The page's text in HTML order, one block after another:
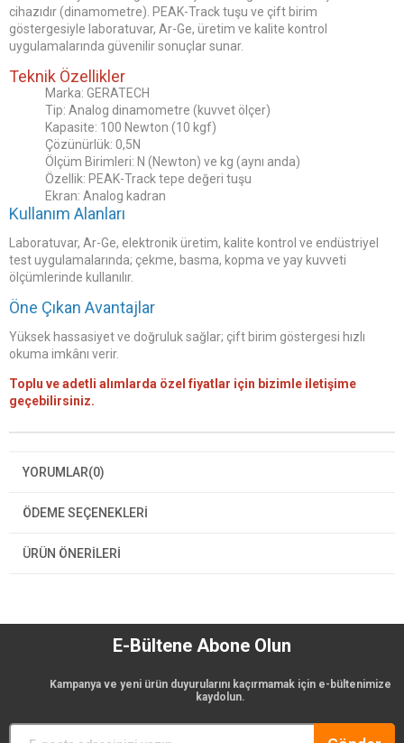
cihazıdır (dinamometre). PEAK-Track tuşu ve çift birim
göstergesiyle laboratuvar, Ar-Ge, üretim ve kalite kontrol
uygulamalarında güvenilir sonuçlar sunar.
Teknik Özellikler
Marka: GERATECH
Tip: Analog dinamometre (kuvvet ölçer)
Kapasite: 100 Newton (10 kgf)
Çözünürlük: 0,5N
Ölçüm Birimleri: N (Newton) ve kg (aynı anda)
Özellik: PEAK-Track tepe değeri tuşu
Ekran: Analog kadran
Kullanım Alanları
Laboratuvar, Ar-Ge, elektronik üretim, kalite kontrol ve endüstriyel
test uygulamalarında; çekme, basma, kopma ve yay kuvveti
ölçümlerinde kullanılır.
Öne Çıkan Avantajlar
Yüksek hassasiyet ve doğruluk sağlar; çift birim göstergesi hızlı
okuma imkânı verir.
Toplu ve adetli alımlarda özel fiyatlar için bizimle iletişime
geçebilirsiniz.
YORUMLAR(0)
ÖDEME SEÇENEKLERI
ÜRÜN ÖNERILERI
E-Bültene Abone Olun
Kampanya ve yeni ürün duyurularını kaçırmamak için e-bültenimize
kaydolun.